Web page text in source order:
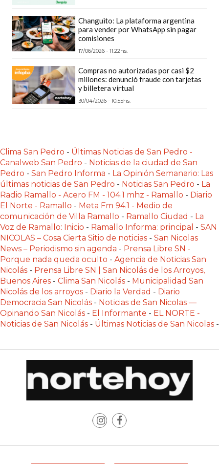
Y
CÓMO
FUNCIONA:
TIENDAS
ONLINE
CON
TIENDA
ONLINE
GRATIS
EN
CHANGUITO.COM.AR
VS
OTRAS
PLATAFORMAS
DE
VENTA
POR
WHATSAPP
CÓMO
RECIBIR
PARA
Changuito: La plataforma argentina
para vender por WhatsApp sin pagar
comisiones
17/06/2026 - 11:22hs.
Compras no autorizadas por casi $2
millones: denunció fraude con tarjetas
y billetera virtual
30/04/2026 - 10:55hs.
Clima San Pedro - Últimas Noticias de San Pedro -
Canalweb San Pedro - Noticias de la ciudad de San
Pedro - San Pedro Informa - La Opinión Semanario: Las
últimas noticias de San Pedro - Noticias San Pedro - La
Radio Ramallo - Acero FM - 104.1 mhz - Ramallo - Diario
El Norte - Ramallo - Meta Fm 94.1 - Medio de
comunicación de Villa Ramallo - Ramallo Ciudad - La
Voz de Ramallo: Inicio - Ramallo Informa: principal - SAN
NICOLAS – Cosa Cierta Sitio de noticias - San Nicolas
News – Periodismo sin agenda - Prensa Libre SN -
Porque nada queda oculto - Agencia de Noticias San
Nicolás - Prensa Libre SN | San Nicolás de los Arroyos,
Buenos Aires - Clima San Nicolás - Municipalidad San
Nicolás de los arroyos - Diario la Verdad - Diario
Democracia San Nicolás - Noticias de San Nicolas —
Opinando San Nicolás - El Informante - EL NORTE -
Noticias de San Nicolás - Últimas Noticias de San Nicolas -